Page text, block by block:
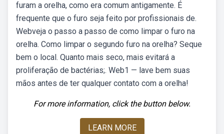
furam a orelha, como era comum antigamente. É
frequente que o furo seja feito por profissionais de.
Webveja o passo a passo de como limpar o furo na
orelha. Como limpar o segundo furo na orelha? Seque
bem o local. Quanto mais seco, mais evitará a
proliferação de bactérias;. Web1 — lave bem suas
mãos antes de ter qualquer contato com a orelha!
For more information, click the button below.
LEARN MORE